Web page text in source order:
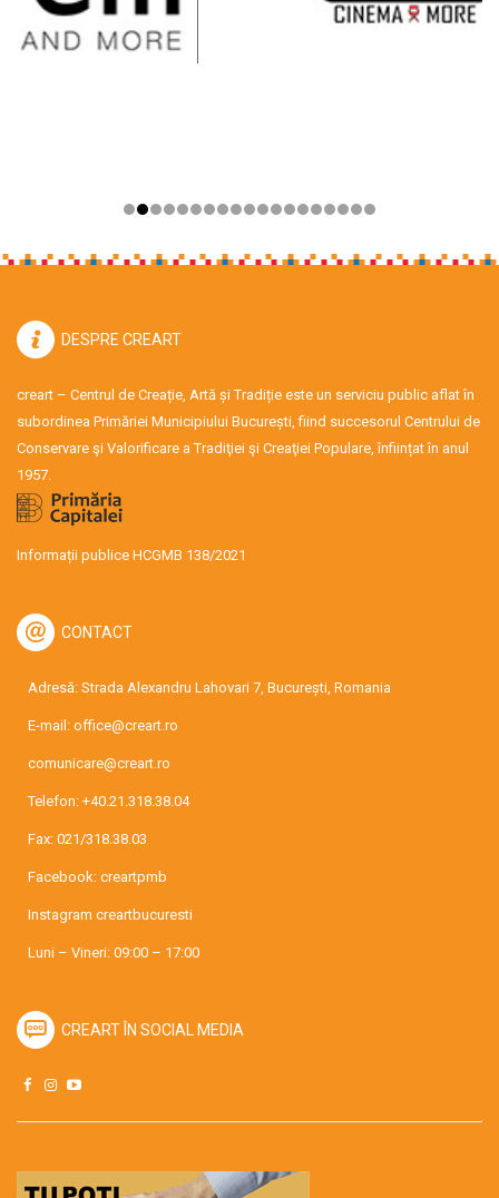
DESPRE CREART
creart – Centrul de Creație, Artă și Tradiție este un serviciu public aflat în
subordinea Primăriei Municipiului București, fiind succesorul Centrului de
Conservare şi Valorificare a Tradiţiei şi Creaţiei Populare, înființat în anul
1957.
Informații publice HCGMB 138/2021
CONTACT
Adresă: Strada Alexandru Lahovari 7, București, Romania
E-mail: office@creart.ro
comunicare@creart.ro
Telefon: +40.21.318.38.04
Fax: 021/318.38.03
Facebook: creartpmb
Instagram creartbucuresti
Luni – Vineri: 09:00 – 17:00
CREART ÎN SOCIAL MEDIA